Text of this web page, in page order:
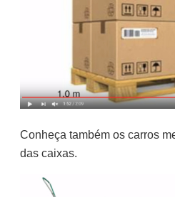
Conheça também os carros
das caixas.